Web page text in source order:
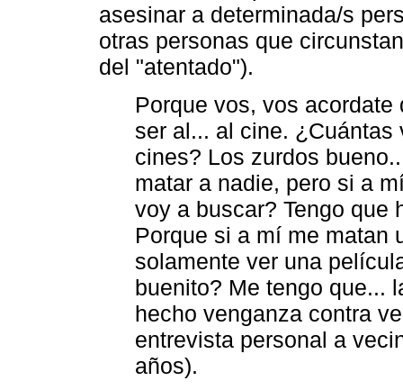
asesinar a determinada/s
otras personas que
del "atentado").
Porque vos, vos
ser al... al cine.
cines? Los zurdos
matar a nadie, pero si a
voy a buscar? Tengo que
Porque si a mí me matan
solamente ver una
buenito? Me tengo que...
hecho venganza contra
entrevista personal a
años).